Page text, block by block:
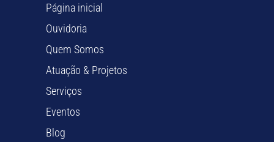
Página inicial
Ouvidoria
Quem Somos
Atuação & Projetos
Serviços
Eventos
Blog